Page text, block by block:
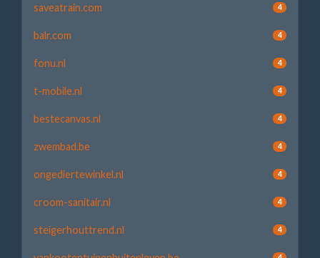
saveatrain.com 4
balr.com 4
fonu.nl 4
t-mobile.nl 4
bestecanvas.nl 4
zwembad.be 4
ongediertewinkel.nl 4
croom-sanitair.nl 4
steigerhouttrend.nl 4